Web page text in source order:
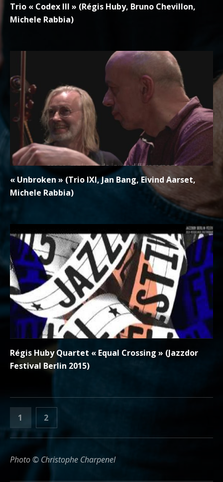
Trio « Codex III » (Régis Huby, Bruno Chevillon,
Michele Rabbia)
« Unbroken » (Trio IXI, Jan Bang, Eivind Aarset,
Michele Rabbia)
Régis Huby Quartet « Equal Crossing » (Jazzdor
Festival Berlin 2015)
PAGINATION DES PUBLICATIONS
PAGE
1 PAGE
2
Photo © Christophe Charpenel